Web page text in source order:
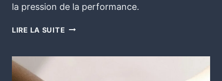
la pression de la performance.
LIRE LA SUITE